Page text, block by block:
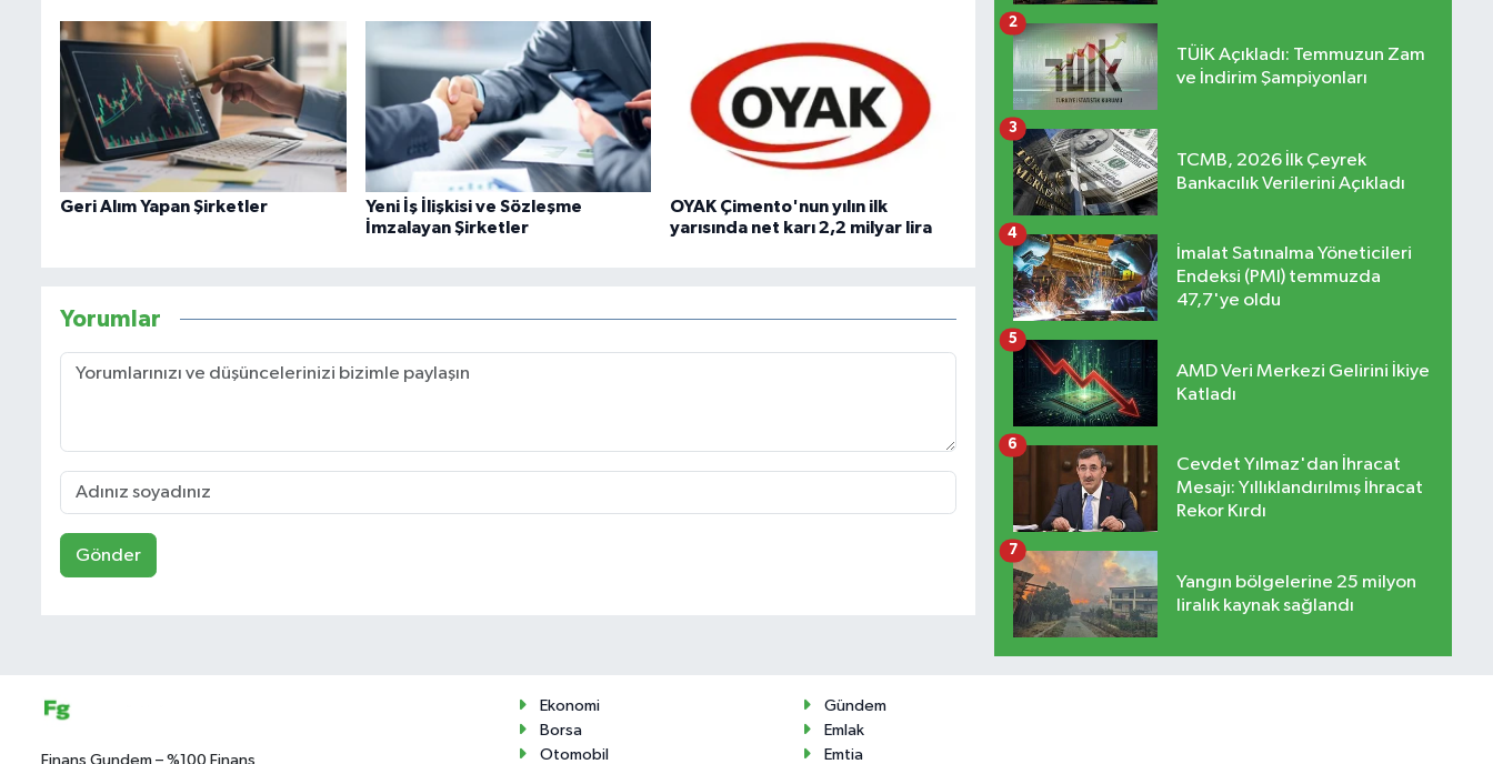
Geri Alım Yapan Şirketler
Yeni İş İlişkisi ve Sözleşme
İmzalayan Şirketler
OYAK Çimento'nun yılın ilk
yarısında net karı 2,2 milyar lira
Yorumlar
Gönder
TÜİK Açıkladı: Temmuzun Zam
ve İndirim Şampiyonları
2
TCMB, 2026 İlk Çeyrek
Bankacılık Verilerini Açıkladı
3
İmalat Satınalma Yöneticileri
Endeksi (PMI) temmuzda
47,7'ye oldu
4
AMD Veri Merkezi Gelirini İkiye
Katladı
5
Cevdet Yılmaz'dan İhracat
Mesajı: Yıllıklandırılmış İhracat
Rekor Kırdı
6
Yangın bölgelerine 25 milyon
liralık kaynak sağlandı
7
Finans Gundem – %100 Finans
Ekonomi
Gündem
Borsa
Emlak
Otomobil
Emtia